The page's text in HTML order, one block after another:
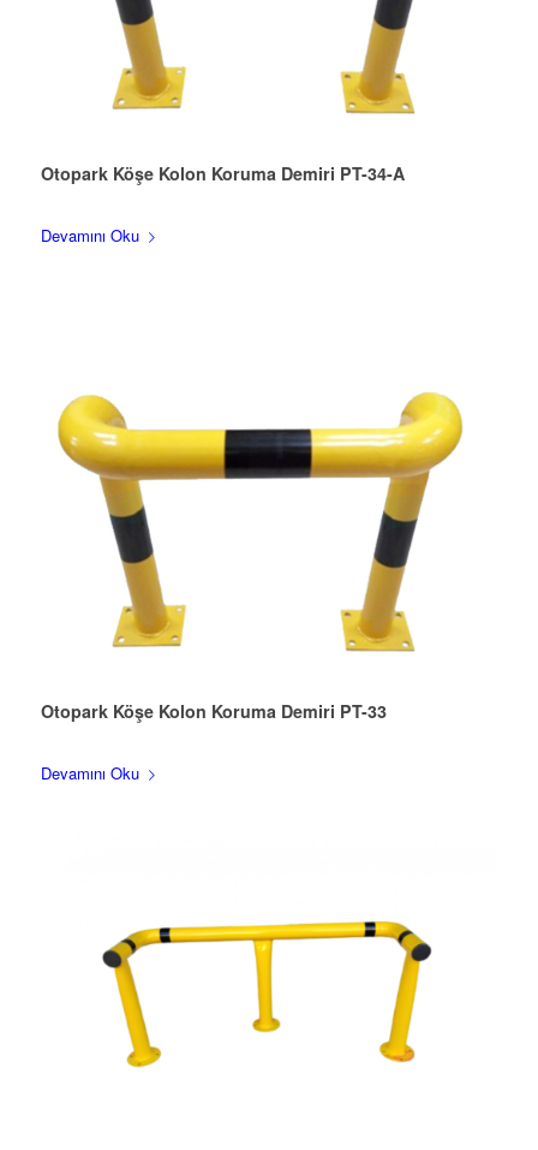
Otopark Köşe Kolon Koruma Demiri PT-34-A
Devamını Oku
Otopark Köşe Kolon Koruma Demiri PT-33
Devamını Oku